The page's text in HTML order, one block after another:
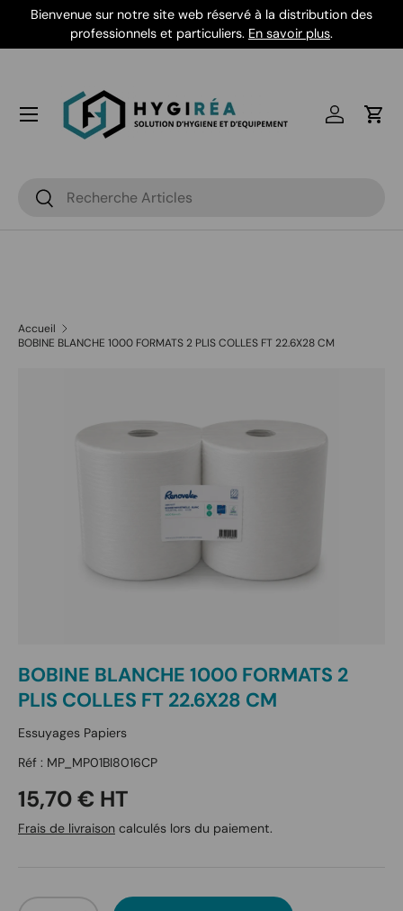
Aller au contenu
Bienvenue sur notre site web réservé à la distribution des
professionnels et particuliers. En savoir plus.
Recherche
Rechercher
Se
Accueil
BOBINE BLANCHE 1000 FORMATS 2 PLIS COLLES FT 22.6X28 CM
BOBINE BLANCHE 1000 FORMATS 2
PLIS COLLES FT 22.6X28 CM
Essuyages Papiers
Réf : MP_MP01BI8016CP
Prix habituel
15,70 € HT
Frais de livraison calculés lors du paiement.
Qté